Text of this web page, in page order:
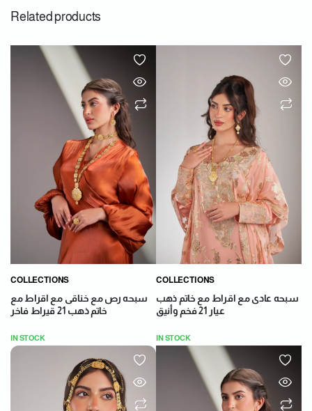
Related products
COLLECTIONS
سبحه رص مع خناقى مع اقراط مع
خاتم ذهب 21 قيراط فاخر
IN STOCK
COLLECTIONS
سبحه عادى مع اقراط مع خاتم ذهب
عيار 21 فخم وأنيق
IN STOCK